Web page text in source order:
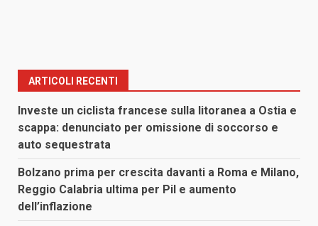
ARTICOLI RECENTI
Investe un ciclista francese sulla litoranea a Ostia e
scappa: denunciato per omissione di soccorso e
auto sequestrata
Bolzano prima per crescita davanti a Roma e Milano,
Reggio Calabria ultima per Pil e aumento
dell’inflazione